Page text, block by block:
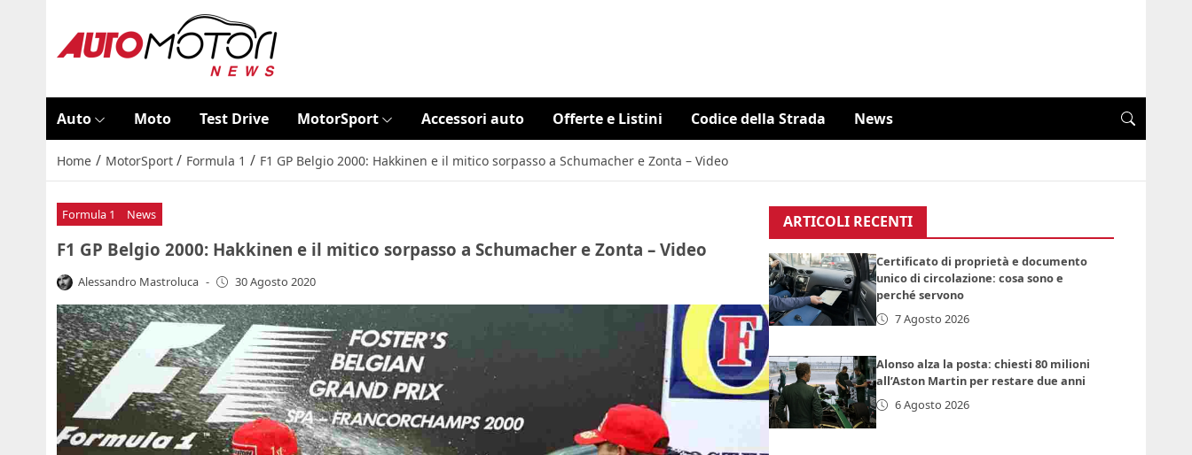
Auto Moto Test Drive MotorSport Accessori auto Offerte e Listini Codice della Strada News
Home / MotorSport / Formula 1 / F1 GP Belgio 2000: Hakkinen e il mitico sorpasso a Schumacher e Zonta – Video
Formula 1 News
F1 GP Belgio 2000: Hakkinen e il mitico sorpasso a Schumacher e Zonta – Video
Alessandro Mastroluca - 30 Agosto 2020
ARTICOLI RECENTI
Certificato di proprietà e documento
unico di circolazione: cosa sono e
perché servono
7 Agosto 2026
Alonso alza la posta: chiesti 80 milioni
all’Aston Martin per restare due anni
6 Agosto 2026